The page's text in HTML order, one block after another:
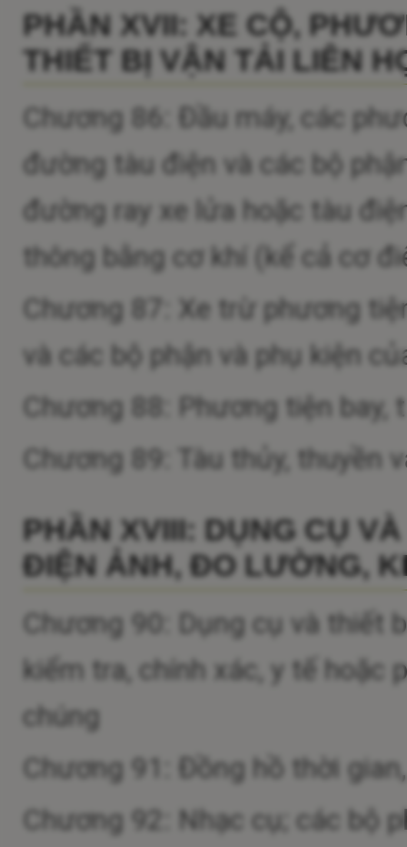
PHẦN XVII: XE CỘ,
THIẾT BỊ VẬN TẢI LIÊN
Chương 86: Đầu máy, các
đường tàu điện và các bộ
đường ray xe lửa hoặc tàu
thông bằng cơ khí (kể cả cơ
Chương 87: Xe trừ phương
và các bộ phận và phụ kiện
Chương 88: Phương tiện
Chương 89: Tàu thủy, thuyền
PHẦN XVIII: DỤNG CỤ
ĐIỆN ẢNH, ĐO LƯỜNG,
Chương 90: Dụng cụ và thiết
kiểm tra, chính xác, y tế hoặc
chúng
Chương 91: Đồng hồ thời
Chương 92: Nhạc cụ; các bộ